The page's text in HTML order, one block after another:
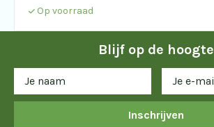
Op voorraad
Blijf op de hoogte
Inschrijven